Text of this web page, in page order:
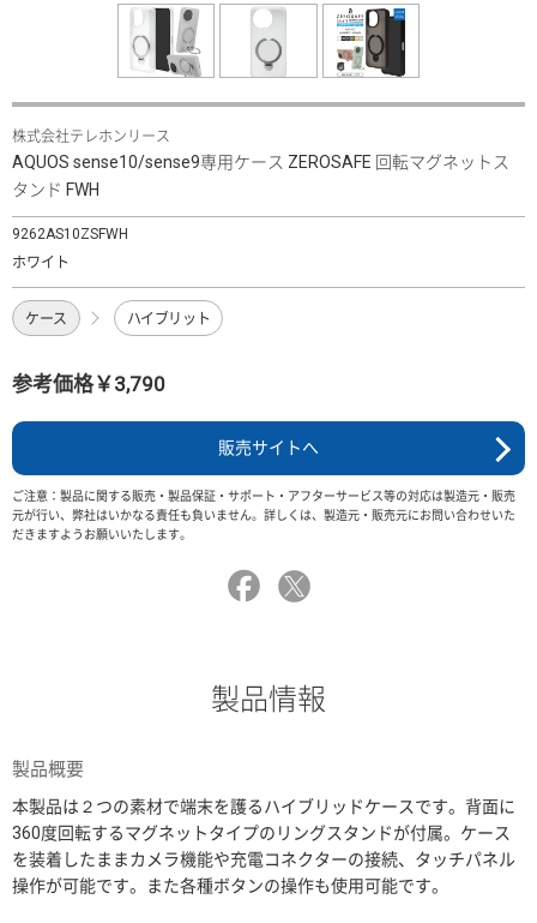
株式会社テレホンリース
AQUOS sense10/sense9専用ケース ZEROSAFE 回転マグネットス
タンド FWH
9262AS10ZSFWH
ホワイト
ケース ハイブリット
参考価格￥3,790
販売サイトへ
ご注意：製品に関する販売・製品保証・サポート・アフターサービス等の対応は製造元・販売
元が行い、弊社はいかなる責任も負いません。詳しくは、製造元・販売元にお問い合わせいた
だきますようお願いいたします。
製品情報
製品概要
本製品は２つの素材で端末を護るハイブリッドケースです。背面に
360度回転するマグネットタイプのリングスタンドが付属。ケース
を装着したままカメラ機能や充電コネクターの接続、タッチパネル
操作が可能です。また各種ボタンの操作も使用可能です。